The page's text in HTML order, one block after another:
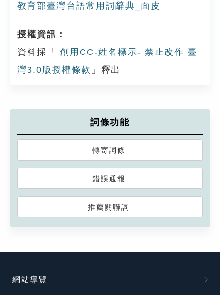
教育部臺灣台語常用詞辭典_面皮
授權資訊：
資料採「
創用CC-姓名標示- 禁止改作 臺
灣3.0版授權條款 」釋出
詞條功能
轉寄詞條
錯誤通報
推薦關聯詞
:::
網站導覽